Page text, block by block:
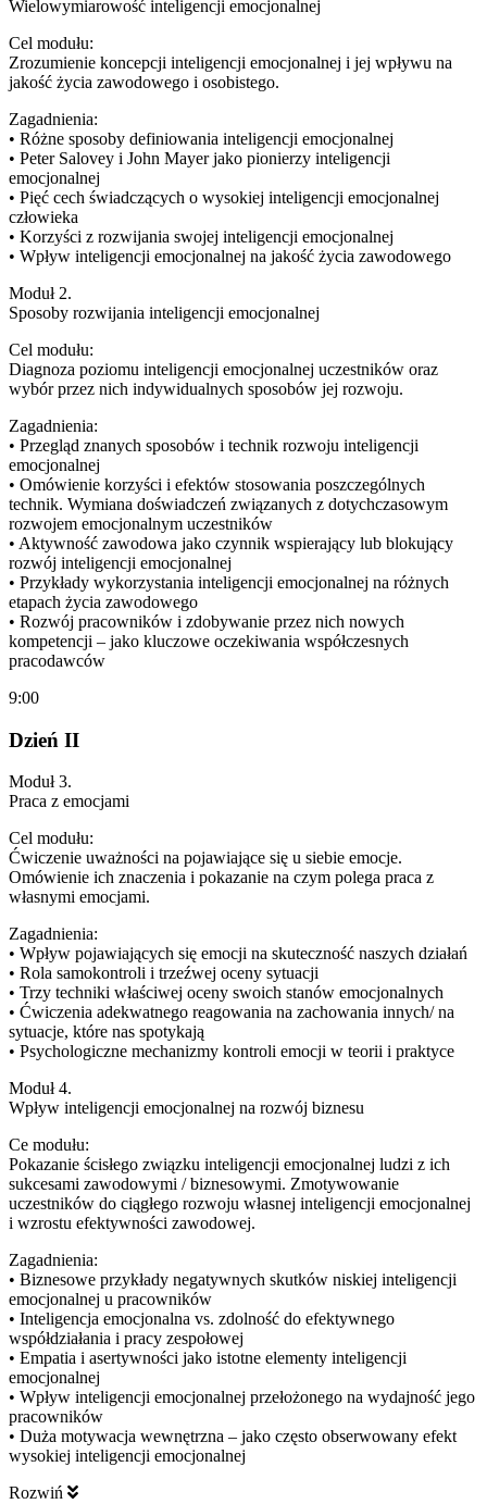
Wielowymiarowość inteligencji emocjonalnej
Cel modułu:
Zrozumienie koncepcji inteligencji emocjonalnej i jej wpływu na
jakość życia zawodowego i osobistego.
Zagadnienia:
• Różne sposoby definiowania inteligencji emocjonalnej
• Peter Salovey i John Mayer jako pionierzy inteligencji
emocjonalnej
• Pięć cech świadczących o wysokiej inteligencji emocjonalnej
człowieka
• Korzyści z rozwijania swojej inteligencji emocjonalnej
• Wpływ inteligencji emocjonalnej na jakość życia zawodowego
Moduł 2.
Sposoby rozwijania inteligencji emocjonalnej
Cel modułu:
Diagnoza poziomu inteligencji emocjonalnej uczestników oraz
wybór przez nich indywidualnych sposobów jej rozwoju.
Zagadnienia:
• Przegląd znanych sposobów i technik rozwoju inteligencji
emocjonalnej
• Omówienie korzyści i efektów stosowania poszczególnych
technik. Wymiana doświadczeń związanych z dotychczasowym
rozwojem emocjonalnym uczestników
• Aktywność zawodowa jako czynnik wspierający lub blokujący
rozwój inteligencji emocjonalnej
• Przykłady wykorzystania inteligencji emocjonalnej na różnych
etapach życia zawodowego
• Rozwój pracowników i zdobywanie przez nich nowych
kompetencji – jako kluczowe oczekiwania współczesnych
pracodawców
9:00
Dzień II
Moduł 3.
Praca z emocjami
Cel modułu:
Ćwiczenie uważności na pojawiające się u siebie emocje.
Omówienie ich znaczenia i pokazanie na czym polega praca z
własnymi emocjami.
Zagadnienia:
• Wpływ pojawiających się emocji na skuteczność naszych działań
• Rola samokontroli i trzeźwej oceny sytuacji
• Trzy techniki właściwej oceny swoich stanów emocjonalnych
• Ćwiczenia adekwatnego reagowania na zachowania innych/ na
sytuacje, które nas spotykają
• Psychologiczne mechanizmy kontroli emocji w teorii i praktyce
Moduł 4.
Wpływ inteligencji emocjonalnej na rozwój biznesu
Ce modułu:
Pokazanie ścisłego związku inteligencji emocjonalnej ludzi z ich
sukcesami zawodowymi / biznesowymi. Zmotywowanie
uczestników do ciągłego rozwoju własnej inteligencji emocjonalnej
i wzrostu efektywności zawodowej.
Zagadnienia:
• Biznesowe przykłady negatywnych skutków niskiej inteligencji
emocjonalnej u pracowników
• Inteligencja emocjonalna vs. zdolność do efektywnego
współdziałania i pracy zespołowej
• Empatia i asertywności jako istotne elementy inteligencji
emocjonalnej
• Wpływ inteligencji emocjonalnej przełożonego na wydajność jego
pracowników
• Duża motywacja wewnętrzna – jako często obserwowany efekt
wysokiej inteligencji emocjonalnej
Rozwiń